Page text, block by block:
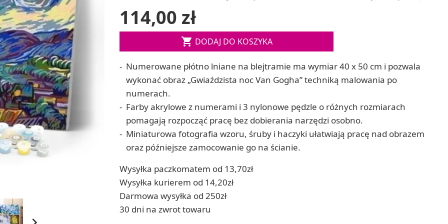
ręcznych
Zestawy do kul do kąpieli
Soda, kwasek, formy do kul do kąpieli
RZEŹBA, GLINY I ODLEWY
Lepienie i rzeźbienie
Odlewy dekoracyjne
Tworzenie z gliny polimerowej
Modelowanie dla dzieci
Koraliki do prasowania
Zestawy doświadczalne i naukowe
Malowanie piaskiem (Sablimage)
Wydrapywanki
114,00 zł
 DODAJ DO KOSZYKA
Numerowane płótno lniane na blejtramie ma wymiar 40 x 50 cm i pozwala
wykonać obraz „Gwiaździsta noc Van Gogha” techniką malowania po
numerach.
Farby akrylowe z numerami i 3 nylonowe pędzle o różnych rozmiarach
pomagają rozpocząć pracę bez dobierania narzędzi osobno.
Miniaturowa fotografia wzoru, śruby i haczyki ułatwiają pracę nad obrazem
oraz późniejsze zamocowanie go na ścianie.
Wysyłka paczkomatem od 13,70zł
Wysyłka kurierem od 14,20zł
Darmowa wysyłka od 250zł
30 dni na zwrot towaru